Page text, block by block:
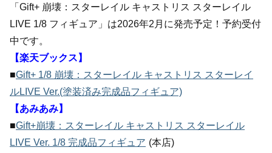
「Gift+ 崩壊：スターレイル キャストリス スターレイル
LIVE 1/8 フィギュア」は2026年2月に発売予定！予約受付
中です。
【楽天ブックス】
■Gift+ 1/8 崩壊：スターレイル キャストリス スターレイ
ルLIVE Ver.(塗装済み完成品フィギュア)
【あみあみ】
■Gift+崩壊：スターレイル キャストリス スターレイル
LIVE Ver. 1/8 完成品フィギュア (本店)